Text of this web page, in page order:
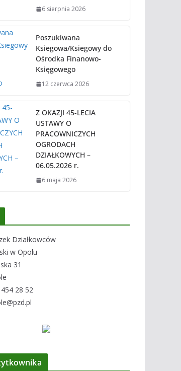
6 sierpnia 2026
Poszukiwana
Ksiegowa/Ksiegowy do
Ośrodka Finanowo-
Księgowego
12 czerwca 2026
Z OKAZJI 45-LECIA
USTAWY O
PRACOWNICZYCH
OGRODACH
DZIAŁKOWYCH –
06.05.2026 r.
6 maja 2026
Działkowców
w Opolu
31
28 52